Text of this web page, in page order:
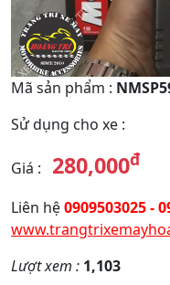
Mã sản phẩm :
Sử dụng cho xe :
Giá : 280,000đ
Liên hệ0909503025 -
Lượt xem : 1,103